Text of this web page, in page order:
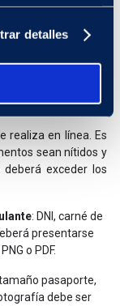
detalles
realiza en línea. Es
sean nítidos y
exceder los
: DNI, carné de
presentarse
o PDF.
pasaporte,
debe ser